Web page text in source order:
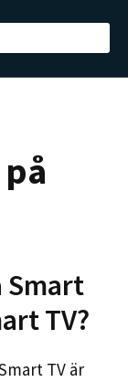
Smart
TV?
TV är